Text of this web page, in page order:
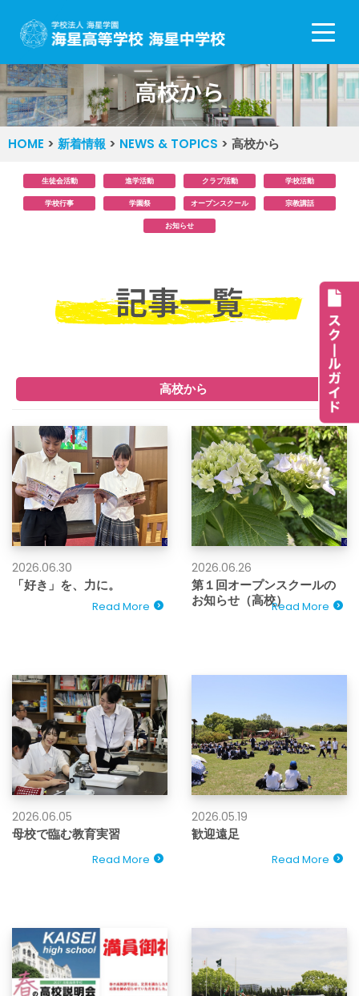
コ
ン
テ
ン
ツ
へ
キ
ッ
プ
高校から
HOME > 新着情報 > NEWS & TOPICS > 高校から
生徒会活動 進学活動 クラブ活動 学校活動
学校行事 学園祭 オープンスクール 宗教講話
お知らせ
記事一覧
高校から
2026.06.30
「好き」を、力に。
Read More
2026.06.26
第１回オープンスクールの
お知らせ（高校）Read More
2026.06.05
母校で臨む教育実習
Read More
2026.05.19
歓迎遠足
Read More